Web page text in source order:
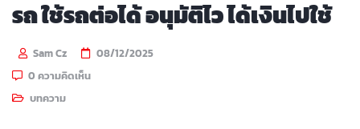
รถ ใช้รถต่อได้ อนุมัติไว ได้เงินไปใช้
Sam Cz
08/12/2025
0 ความคิดเห็น
บทความ